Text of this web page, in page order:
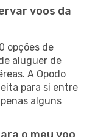
voos da
opções de
aluguer de
A Opodo
para si entre
alguns